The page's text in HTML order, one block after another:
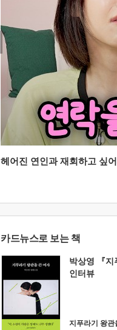
헤어진 연인과 재회하고 싶
카드뉴스로 보는 책
박상영 『지
인터뷰
지푸라기 왕관